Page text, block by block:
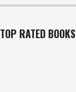
TOP RATED BOOKS